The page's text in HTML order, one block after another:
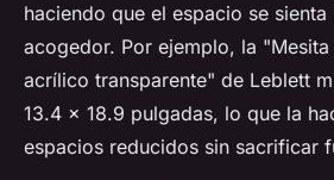
haciendo que el espacio se
acogedor. Por ejemplo, la
acrílico transparente" de Leblett
13.4 x 18.9 pulgadas, lo que la
espacios reducidos sin sacrificar